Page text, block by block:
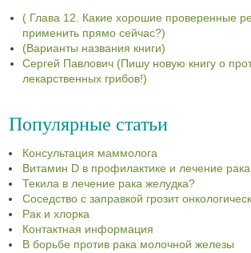
( Глава 12. Какие хорошие проверенные
применить прямо сейчас?)
(Варианты названия книги)
Сергей Павлович (Пишу новую книгу о
лекарственных грибов!)
Популярные статьи
Консультация маммолога
Витамин D в профилактике и лечение
Текила в лечение рака желудка?
Соседство с заправкой грозит
Рак и хлорка
Контактная информация
В борьбе против рака молочной железы